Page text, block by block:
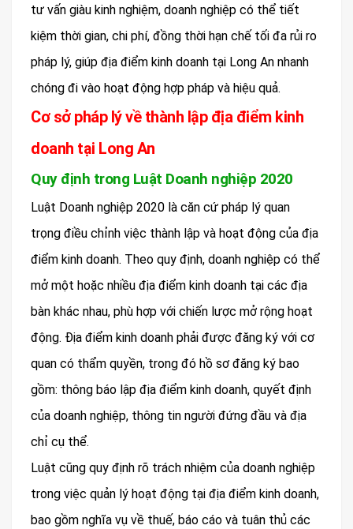
tư vấn giàu kinh nghiệm, doanh nghiệp có thể tiết
kiệm thời gian, chi phí, đồng thời hạn chế tối đa rủi ro
pháp lý, giúp địa điểm kinh doanh tại Long An nhanh
chóng đi vào hoạt động hợp pháp và hiệu quả.
Cơ sở pháp lý về thành lập địa điểm kinh
doanh tại Long An
Quy định trong Luật Doanh nghiệp 2020
Luật Doanh nghiệp 2020 là căn cứ pháp lý quan
trọng điều chỉnh việc thành lập và hoạt động của địa
điểm kinh doanh. Theo quy định, doanh nghiệp có thể
mở một hoặc nhiều địa điểm kinh doanh tại các địa
bàn khác nhau, phù hợp với chiến lược mở rộng hoạt
động. Địa điểm kinh doanh phải được đăng ký với cơ
quan có thẩm quyền, trong đó hồ sơ đăng ký bao
gồm: thông báo lập địa điểm kinh doanh, quyết định
của doanh nghiệp, thông tin người đứng đầu và địa
chỉ cụ thể.
Luật cũng quy định rõ trách nhiệm của doanh nghiệp
trong việc quản lý hoạt động tại địa điểm kinh doanh,
bao gồm nghĩa vụ về thuế, báo cáo và tuân thủ các